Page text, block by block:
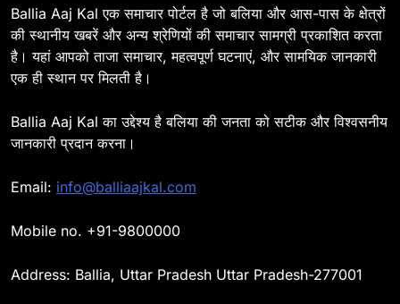
BALLIA NATIONAL
8
के साथ रेलवे स्टेशन व शहर में किया पैदल
BALLIA NATIONAL
Ballia : एकता, अखंडता और राष्ट्रप्रेम
अधीक्षक ओमवीर सिंह ने दिलाई शपथ, दी
Ballia Aaj Kal एक समाचार पोर्टल है जो बलिया और आस-पास के क्षेत्रों
की स्थानीय खबरें और अन्य श्रेणियों की समाचार सामग्री प्रकाशित करता
है। यहां आपको ताजा समाचार, महत्वपूर्ण घटनाएं, और सामयिक जानकारी
एक ही स्थान पर मिलती है।
Ballia Aaj Kal का उद्देश्य है बलिया की जनता को सटीक और विश्वसनीय
जानकारी प्रदान करना।
Email: info@balliaajkal.com
Mobile no. +91-9800000
Address: Ballia, Uttar Pradesh Uttar Pradesh-277001